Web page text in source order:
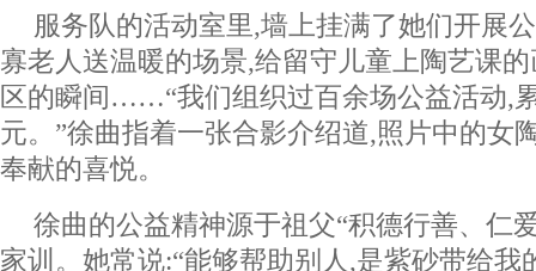
服务队的活动室里,墙上挂满了她们开展
寡老人送温暖的场景,给留守儿童上陶艺课
区的瞬间……“我们组织过百余场公益活动,
元。”徐曲指着一张合影介绍道,照片中的女
奉献的喜悦。
徐曲的公益精神源于祖父“积德行善、仁
家训。她常说:“能够帮助别人,是紫砂带给我